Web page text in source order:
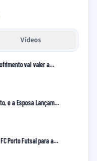
Vídeos
vai valer a…
e a Esposa Lançam…
Porto Futsal para a…